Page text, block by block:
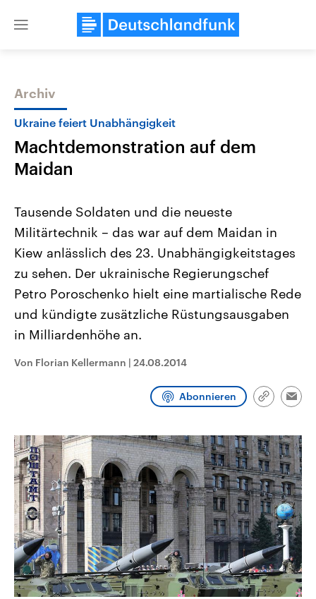
Close
Themen
Landtagswahl Sachsen-Anhalt
2026
Alle Informationen
Sachsen-Anhalt wählt am 6.
September 2026 einen neuen
Landtag. Seit 2021 wird das
Bundesland von einer Koalition aus
CDU, SPD und FDP regiert.-
Umfragen, Prognosen,
und Hintergründe zu den Parteien
und Kandidaten der anstehenden
USA
Aktuelle Beiträge,
Hintergründe
Wirtschaftlich und
gehören die Vereinigten
den mächtigsten Ländern
mit großem Einfluss auf
aktuelle Weltgeschehen.
Sendungen Programm Podcasts
Archiv
Ukraine feiert Unabhängigkeit
Machtdemonstration auf dem
Maidan
Tausende Soldaten und die neueste
Militärtechnik – das war auf dem Maidan in
Kiew anlässlich des 23. Unabhängigkeitstages
zu sehen. Der ukrainische Regierungschef
Petro Poroschenko hielt eine martialische Rede
und kündigte zusätzliche Rüstungsausgaben
in Milliardenhöhe an.
Von Florian Kellermann | 24.08.2014
Abonnieren
Link